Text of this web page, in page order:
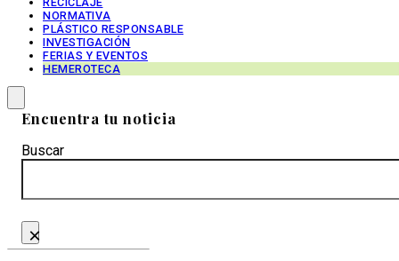
NORMATIVA
PLÁSTICO RESPONSABLE
INVESTIGACIÓN
FERIAS Y EVENTOS
HEMEROTECA
Encuentra tu noticia
Buscar
×